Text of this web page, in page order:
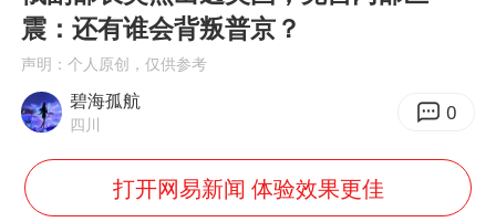
FIFA官方支持因凡蒂诺
谷歌首席科学家Jeff Dean离职创业
人贩子“梅姨”真实姓名曝光
如何把百年大党建设得更加坚强有力
震：还有谁会背叛普京？
声明：个人原创，仅供参考
碧海孤航
四川 0
打开网易新闻 体验效果更佳